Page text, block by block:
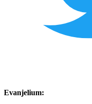
Evanjelium: